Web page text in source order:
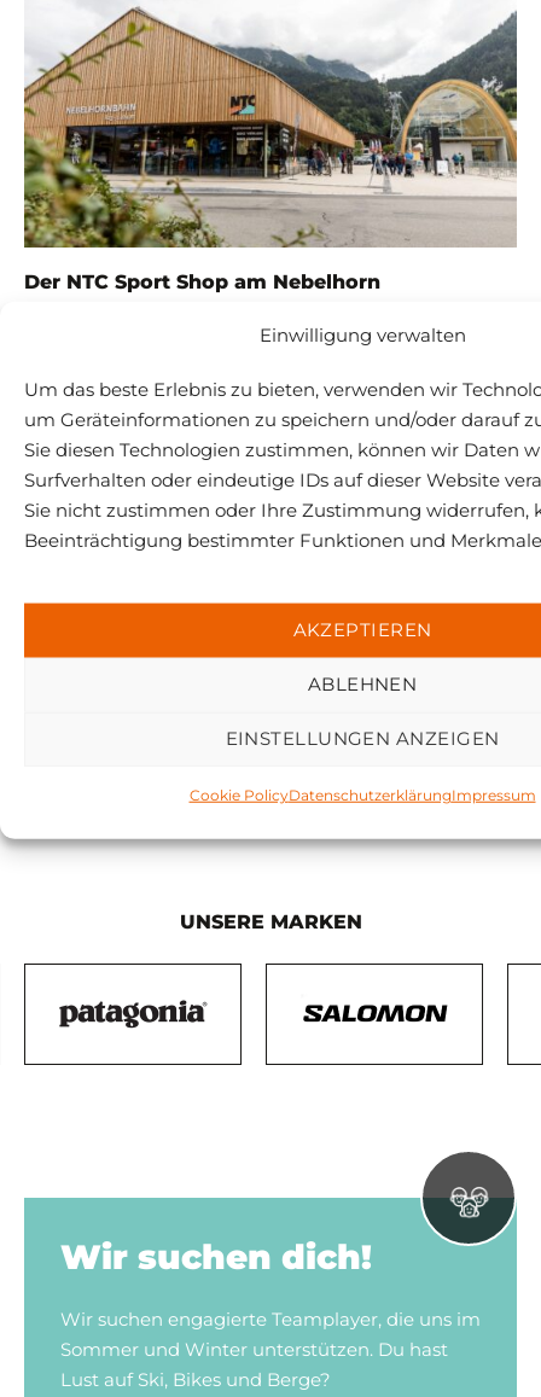
Der NTC Sport Shop am Nebelhorn
Direkt an der Talstation der Bergbahn
Der NTC Sport Shop amFellhorn
Direkt an der Talstation der Bergbahn
UNSERE MARKEN
Wir suchen dich!
Wir suchen engagierte Teamplayer, die uns im
Sommer und Winter unterstützen. Du hast
Lust auf Ski, Bikes und Berge?